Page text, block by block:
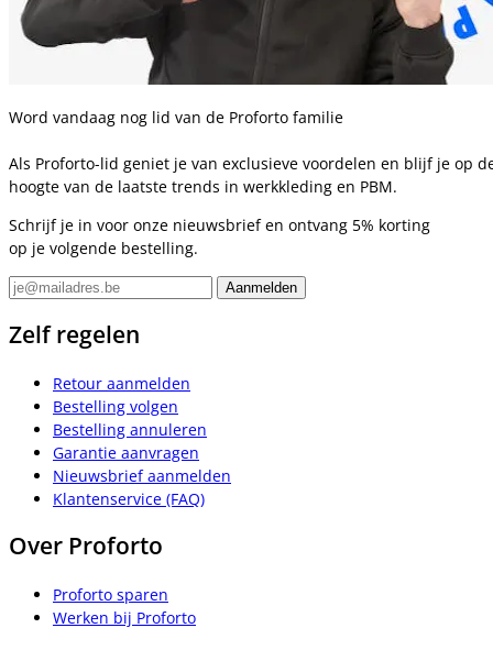
Word vandaag nog lid van de Proforto familie
Als Proforto-lid geniet je van exclusieve voordelen en blijf je op
hoogte van de laatste trends in werkkleding en PBM.
Schrijf je in voor onze nieuwsbrief en ontvang 5% korting
op je volgende bestelling.
Zelf regelen
Retour aanmelden
Bestelling volgen
Bestelling annuleren
Garantie aanvragen
Nieuwsbrief aanmelden
Klantenservice (FAQ)
Over Proforto
Proforto sparen
Werken bij Proforto